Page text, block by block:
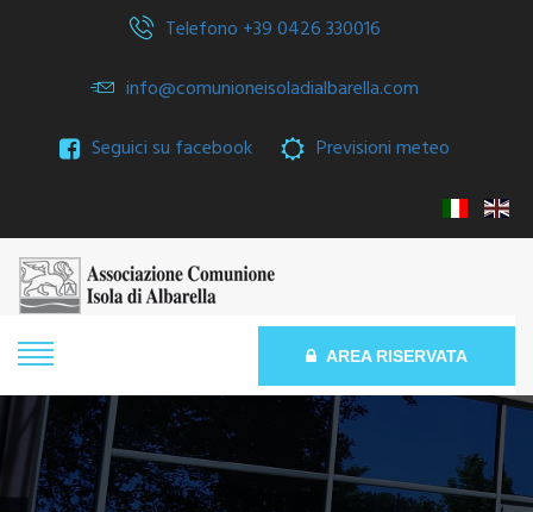
Telefono +39 0426 330016
info@comunioneisoladialbarella.com
Seguici su facebook
Previsioni meteo
AREA RISERVATA